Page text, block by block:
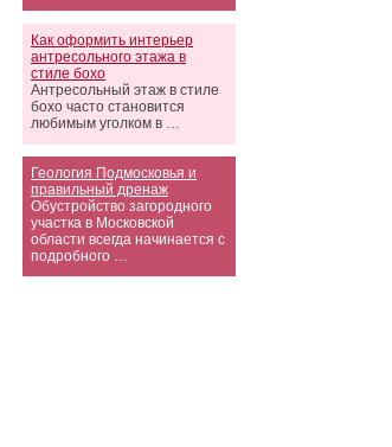
Как оформить интерьер
антресольного этажа в
стиле бохо
Антресольный этаж в стиле
бохо часто становится
любимым уголком в …
Геология Подмосковья и
правильный дренаж
Обустройство загородного
участка в Московской
области всегда начинается с
подробного …